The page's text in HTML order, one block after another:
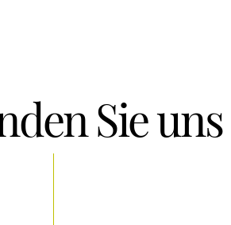
Sie uns